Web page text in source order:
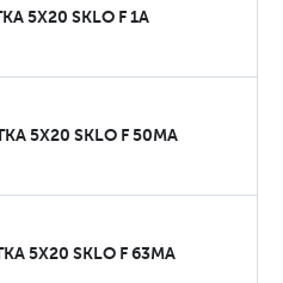
5X20 SKLO F 1A
5X20 SKLO F 50MA
5X20 SKLO F 63MA